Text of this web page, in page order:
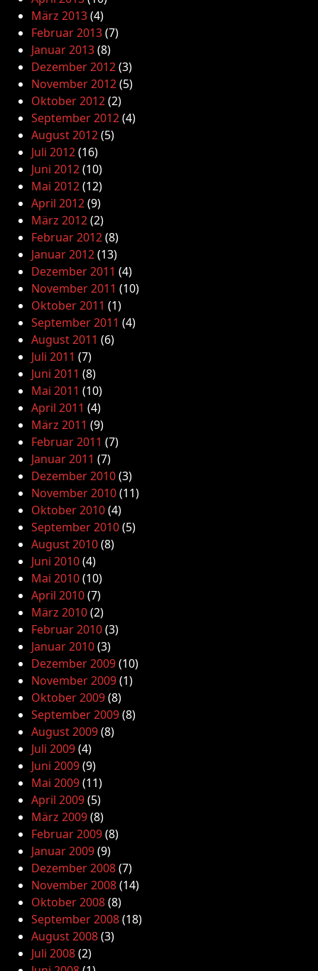
März 2013(4)
Februar 2013(7)
Januar 2013(8)
Dezember 2012(3)
November 2012(5)
Oktober 2012(2)
September 2012(4)
August 2012(5)
Juli 2012(16)
Juni 2012(10)
Mai 2012(12)
April 2012(9)
März 2012(2)
Februar 2012(8)
Januar 2012(13)
Dezember 2011 (4)
November 2011 (10)
Oktober 2011 (1)
September 2011 (4)
August 2011 (6)
Juli 2011 (7)
Juni 2011 (8)
Mai 2011 (10)
April 2011 (4)
März 2011 (9)
Februar 2011 (7)
Januar 2011 (7)
Dezember 2010(3)
November 2010(11)
Oktober 2010(4)
September 2010(5)
August 2010(8)
Juni 2010(4)
Mai 2010(10)
April 2010(7)
März 2010(2)
Februar 2010(3)
Januar 2010(3)
Dezember 2009(10)
November 2009(1)
Oktober 2009(8)
September 2009(8)
August 2009(8)
Juli 2009(4)
Juni 2009(9)
Mai 2009(11)
April 2009(5)
März 2009(8)
Februar 2009(8)
Januar 2009(9)
Dezember 2008(7)
November 2008(14)
Oktober 2008(8)
September 2008(18)
August 2008(3)
Juli 2008(2)